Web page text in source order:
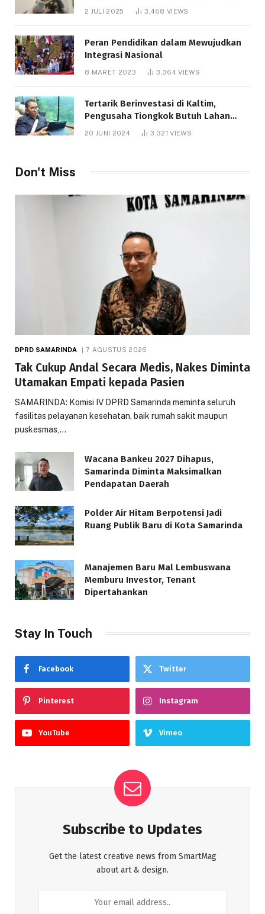
Bantuan Pendidikan Gratispol
2 JULI 2025 3,468 VIEWS
Peran Pendidikan dalam Mewujudkan
Integrasi Nasional
8 MARET 2023 3,364VIEWS
Tertarik Berinvestasi di Kaltim,
Pengusaha Tiongkok Butuh Lahan
1.000 Hektare
20 JUNI 2024 3,321VIEWS
Don't Miss
DPRD SAMARINDA 7 AGUSTUS 2026
Tak Cukup Andal Secara Medis, Nakes Diminta
Utamakan Empati kepada Pasien
SAMARINDA: Komisi IV DPRD Samarinda meminta seluruh
fasilitas pelayanan kesehatan, baik rumah sakit maupun
puskesmas,…
Wacana Bankeu 2027 Dihapus,
Samarinda Diminta Maksimalkan
Pendapatan Daerah
Polder Air Hitam Berpotensi Jadi
Ruang Publik Baru di Kota Samarinda
Manajemen Baru Mal Lembuswana
Memburu Investor, Tenant
Dipertahankan
Stay In Touch
Facebook Twitter
Pinterest Instagram
YouTube Vimeo
Subscribe to Updates
Get the latest creative news from SmartMag
about art & design.